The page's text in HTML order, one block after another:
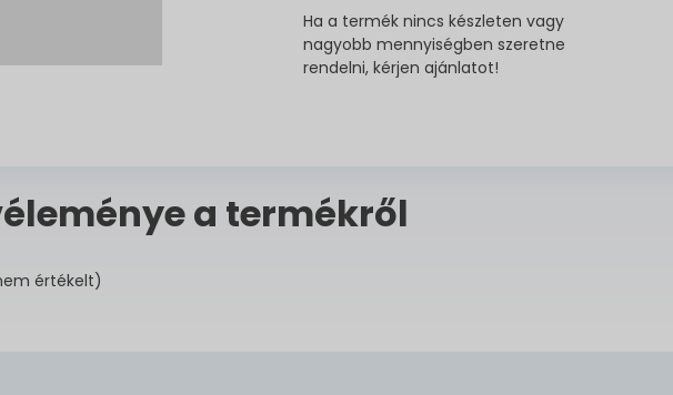
Ha a termék nincs készleten vagy
nagyobb mennyiségben szeretne
rendelni, kérjen ajánlatot!
a termékről
értékelt)